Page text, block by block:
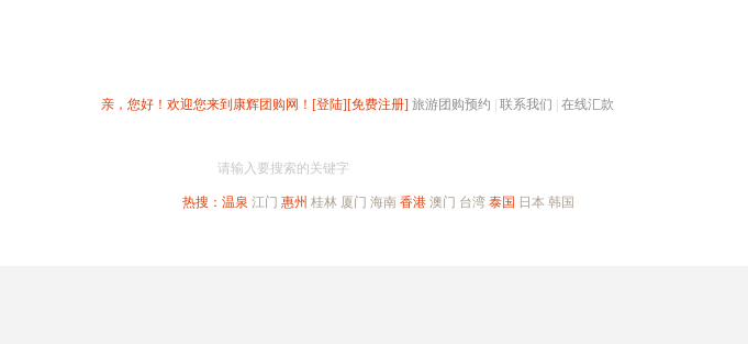
亲，您好！欢迎您来到康辉团购网！ [登陆][免费注册] 旅游团购预约 联系我们 在线汇款
请输入要搜索的关键字
热搜： 温泉 江门 惠州 桂林 厦门 海南 香港 澳门 台湾 泰国 日本 韩国